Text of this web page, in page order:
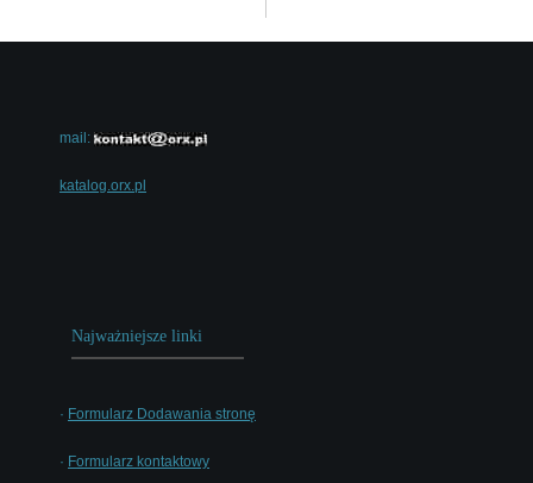
mail:
katalog.orx.pl
Najważniejsze linki
· Formularz Dodawania stronę
· Formularz kontaktowy